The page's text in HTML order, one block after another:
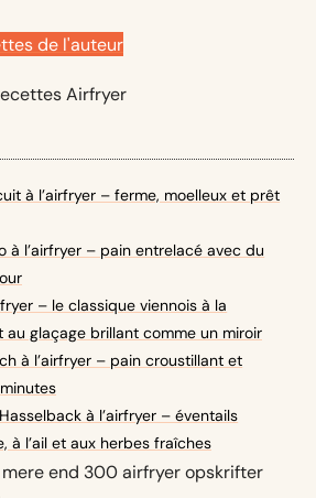
de l'auteur
Airfryer
à l’airfryer – ferme, moelleux et prêt
à l’airfryer – pain entrelacé avec du
– le classique viennois à la
au glaçage brillant comme un miroir
à l’airfryer – pain croustillant et
à l’airfryer – éventails
à l’ail et aux herbes fraîches
end 300 airfryer opskrifter